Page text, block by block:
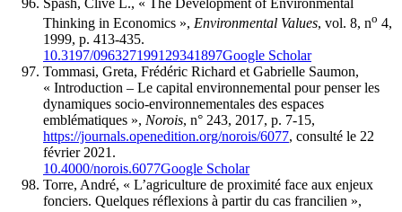
Thinking in Economics », Environmental Values, vol. 8, no 4,
1999, p. 413-435.
10.3197/096327199129341897Google Scholar
Tommasi, Greta, Frédéric Richard et Gabrielle Saumon,
« Introduction – Le capital environnemental pour penser les
dynamiques socio-environnementales des espaces
emblématiques », Norois, n° 243, 2017, p. 7-15,
https://journals.openedition.org/norois/6077, consulté le 22
février 2021.
10.4000/norois.6077Google Scholar
Torre, André, « L’agriculture de proximité face aux enjeux
fonciers. Quelques réflexions à partir du cas francilien »,